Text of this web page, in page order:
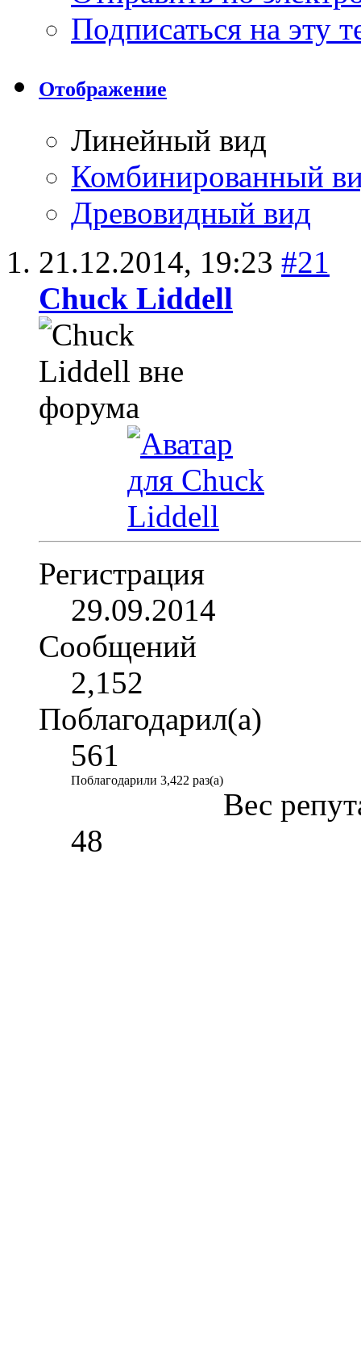
Подписаться на эту
Отображение
Линейный вид
Комбинированный
Древовидный вид
21.12.2014, 19:23 #21
Chuck Liddell
Регистрация
29.09.2014
Сообщений
2,152
Поблагодарил(а)
561
Поблагодарили 3,422 раз(а)
Вес
48